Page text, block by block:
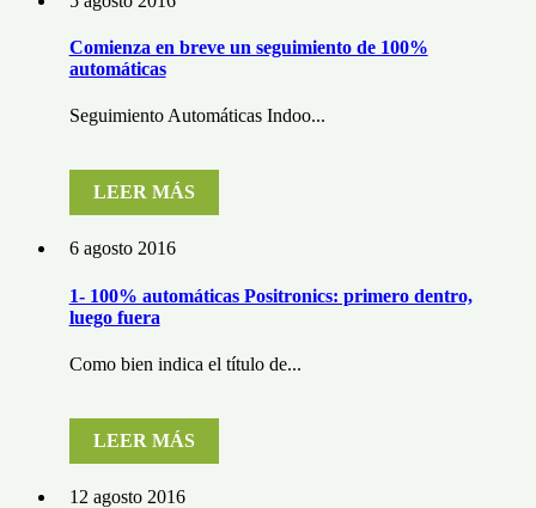
Comienza en breve un seguimiento de 100%
automáticas
Seguimiento Automáticas Indoo...
LEER MÁS
6 agosto 2016
1- 100% automáticas Positronics: primero dentro,
luego fuera
Como bien indica el título de...
LEER MÁS
12 agosto 2016